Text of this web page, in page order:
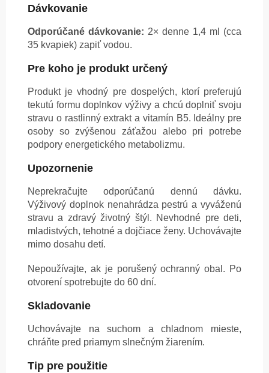
Dávkovanie
Odporúčané dávkovanie: 2× denne 1,4 ml (cca
35 kvapiek) zapiť vodou.
Pre koho je produkt určený
Produkt je vhodný pre dospelých, ktorí preferujú
tekutú formu doplnkov výživy a chcú doplniť svoju
stravu o rastlinný extrakt a vitamín B5. Ideálny pre
osoby so zvýšenou záťažou alebo pri potrebe
podpory energetického metabolizmu.
Upozornenie
Neprekračujte odporúčanú dennú dávku.
Výživový doplnok nenahrádza pestrú a vyváženú
stravu a zdravý životný štýl. Nevhodné pre deti,
mladistvých, tehotné a dojčiace ženy. Uchovávajte
mimo dosahu detí.
Nepoužívajte, ak je porušený ochranný obal. Po
otvorení spotrebujte do 60 dní.
Skladovanie
Uchovávajte na suchom a chladnom mieste,
chráňte pred priamym slnečným žiarením.
Tip pre použitie